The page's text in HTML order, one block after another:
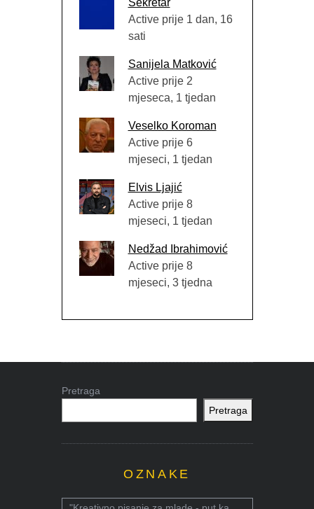
Active prije 1 dan, 16
sati
Sanijela Matković
Active prije 2
mjeseca, 1 tjedan
Veselko Koroman
Active prije 6
mjeseci, 1 tjedan
Elvis Ljajić
Active prije 8
mjeseci, 1 tjedan
Nedžad Ibrahimović
Active prije 8
mjeseci, 3 tjedna
Pretraga
Pretraga
OZNAKE